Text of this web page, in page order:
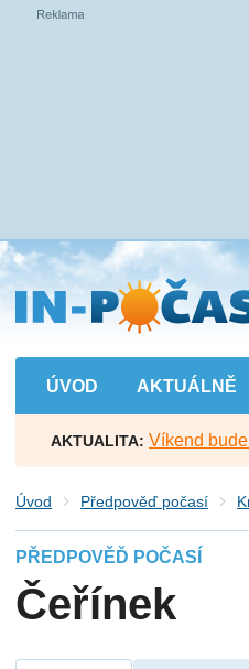
Přejít
na
hlavní
obsah
ÚVOD AKTUÁLNĚ
AKTUALITA: Víkend
Úvod Předpověď počasí
PŘEDPOVĚĎ POČASÍ
Čeřínek